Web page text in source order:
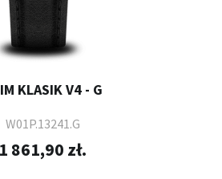
KLASIK V4 - G
W01P.13241.G
1 861,90 zł.